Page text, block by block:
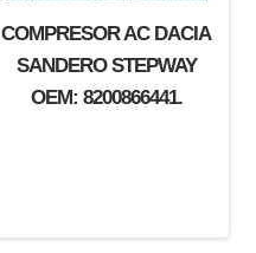
COMPRESOR AC DACIA
SANDERO STEPWAY
OEM: 8200866441.